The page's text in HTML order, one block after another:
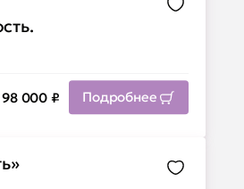
Добавить
98 000 ₽ Подробнее
Добавить